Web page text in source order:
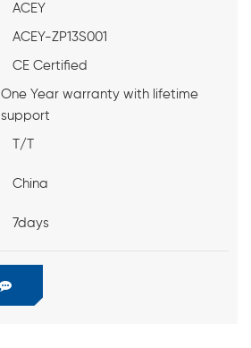
ACEY
ACEY-ZP13S001
CE Certified
One Year warranty with lifetime
support
T/T
China
7days